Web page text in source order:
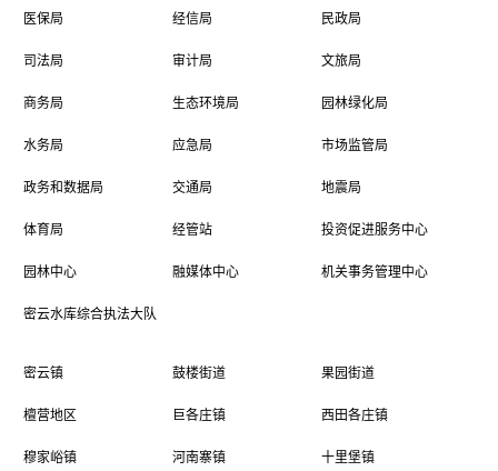
医保局 经信局 民政局
司法局 审计局 文旅局
商务局 生态环境局 园林绿化局
水务局 应急局 市场监管局
政务和数据局 交通局 地震局
体育局 经管站 投资促进服务中心
园林中心 融媒体中心 机关事务管理中心
密云水库综合执法大队
密云镇 鼓楼街道 果园街道
檀营地区 巨各庄镇 西田各庄镇
穆家峪镇 河南寨镇 十里堡镇